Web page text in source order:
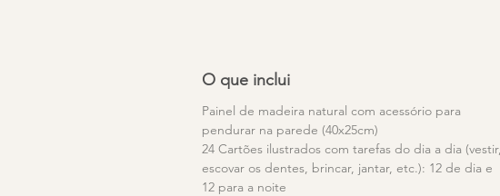
O que inclui
Painel de madeira natural com acessório para
pendurar na parede (40x25cm)
24 Cartões ilustrados com tarefas do dia a dia (vestir,
escovar os dentes, brincar, jantar, etc.): 12 de dia e
12 para a noite